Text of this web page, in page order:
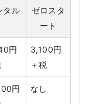
タル
ゼロスタ
ート
円
3,100円
＋税
円
なし